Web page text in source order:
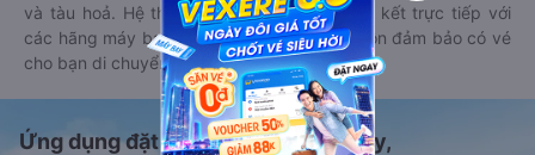
và tàu hoả. Hệ thống của Goyolo được liên kết trực tiếp với
các hãng máy bay, xe khách và tàu hoả, luôn đảm bảo có vé
cho bạn di chuyển.
Ứng dụng đặt vé Xe khách, Máy bay,